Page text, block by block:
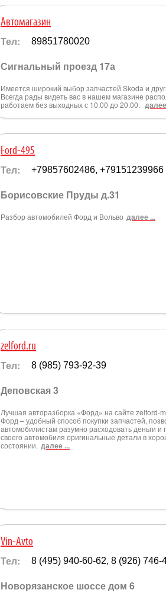
Автомагазин
Тел: 89851780020
Сигнальный проезд 17а
Имеется широкий выбор запчастей Skoda и
Всегда рады видеть вас в нашем магазине
работаем без выходных с 10.00 до 20.00.
Ford-495
Тел: +79857602486, +79151239966
Борисовские Пруды д.31
Разбор автомобилей Форд и Вольво далее ...
zelford.ru
Тел: 8 (985) 793-92-39
Деповская 3
Лучшая авторазборка «Форд» на сайте zelford-
Форд – удобный способ покупки запчастей,
автомобилистам разумно расходовать деньги и
своего автомобиля оригинальные детали в
состоянии. далее ...
Vin-Avto
Тел: 8 (495) 940-60-62, 8 (926) 746-
Новорязанское шоссе дом 6